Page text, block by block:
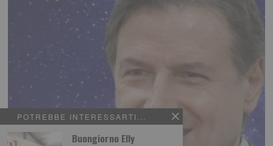
POTREBBE INTERESSARTI...
Buongiorno Elly